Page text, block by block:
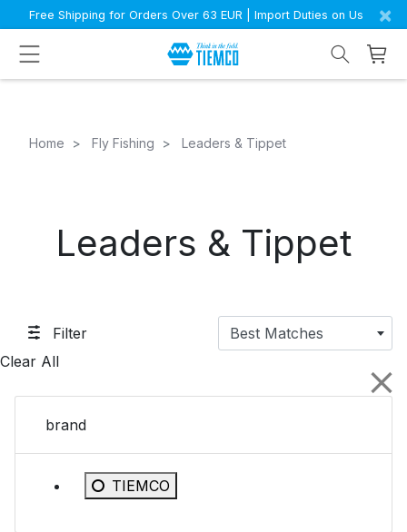
Free Shipping for Orders Over 63 EUR | Import Duties on Us ×
Home Fly Fishing Leaders & Tippet
Leaders & Tippet
Filter
Best Matches
Clear All
brand
TIEMCO
Refine by brand: TIEMCO